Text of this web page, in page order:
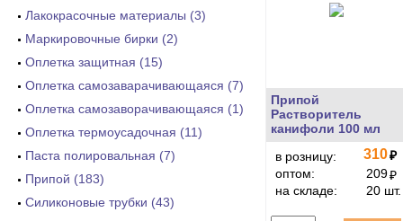
Лакокрасочные материалы (3)
Маркировочные бирки (2)
Оплетка защитная (15)
Оплетка самозаварачивающаяся (7)
Оплетка самозаворачивающаяся (1)
Оплетка термоусадочная (11)
Паста полировальная (7)
Припой (183)
Силиконовые трубки (43)
Припой
Растворитель
канифоли 100 мл
в розницу:
310₽
оптом:
209₽
на складе:
20 шт.